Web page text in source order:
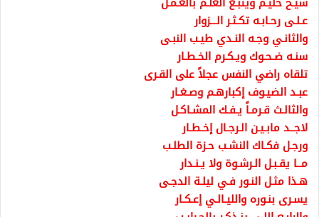
عـلـى رحـابـه تكـثـر الـــزوار
والثانـي وجـه النـدي طيـب النبـى
سنـه ضـحـوك ويـكـرم الخـطـار
تلقاه راضي النفس عجلاً على القـرى
عبـد الضيـوف إكبارهـم وصـغـار
والثالـث قـرمـاً يـفـك المشـاكـل
لاجــد مابـيـن الـرجـال إخـطـار
ورجـل فكـاك النشـب حـزة الطلـب
مــا يقـبـل الـرشـوة ولا يـنـدار
هـذا مثـل النـور فـي ليلـة الدجـى
يسـرى بنـوره والليـالـي إعـكـار